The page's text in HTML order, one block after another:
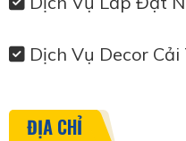
Dịch Vụ Decor
ĐỊA CHỈ